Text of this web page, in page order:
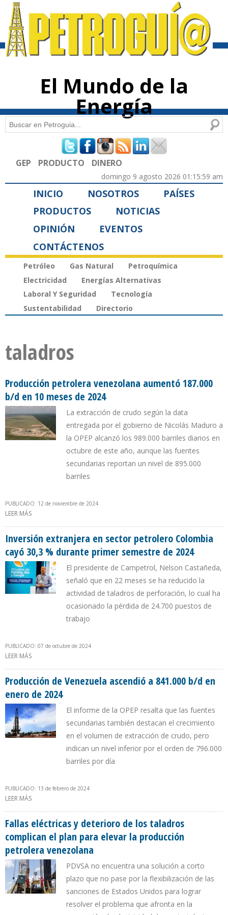
contenido
El Mundo de la
Energía
Formulario de búsqueda
Buscar
GEP PRODUCTO DINERO
domingo 9 agosto 2026 01:15:59 am
INICIO NOSOTROS
PAÍSES
PRODUCTOS
NOTICIAS
OPINIÓN
EVENTOS
CONTÁCTENOS
Petróleo Gas Natural
Petroquímica
Electricidad
Energías Alternativas
Laboral Y Seguridad
Tecnología
Sustentabilidad
Directorio
taladros
Producción petrolera venezolana aumentó 187.000
b/d en 10 meses de 2024
La extracción de crudo según la data
entregada por el gobierno de Nicolás Maduro a
la OPEP alcanzó los 989.000 barriles diarios en
octubre de este año, aunque las fuentes
secundarias reportan un nivel de 895.000
barriles
PUBLICADO: 12 de noviembre de 2024
LEER MÁS
Inversión extranjera en sector petrolero Colombia
cayó 30,3 % durante primer semestre de 2024
El presidente de Campetrol, Nelson Castañeda,
señaló que en 22 meses se ha reducido la
actividad de taladros de perforación, lo cual ha
ocasionado la pérdida de 24.700 puestos de
trabajo
PUBLICADO: 07 de octubre de 2024
LEER MÁS
Producción de Venezuela ascendió a 841.000 b/d en
enero de 2024
El informe de la OPEP resalta que las fuentes
secundarias también destacan el crecimiento
en el volumen de extracción de crudo, pero
indican un nivel inferior por el orden de 796.000
barriles por día
PUBLICADO: 13 de febrero de 2024
LEER MÁS
Fallas eléctricas y deterioro de los taladros
complican el plan para elevar la producción
petrolera venezolana
PDVSA no encuentra una solución a corto
plazo que no pase por la flexibilización de las
sanciones de Estados Unidos para lograr
resolver el problema que afronta en la